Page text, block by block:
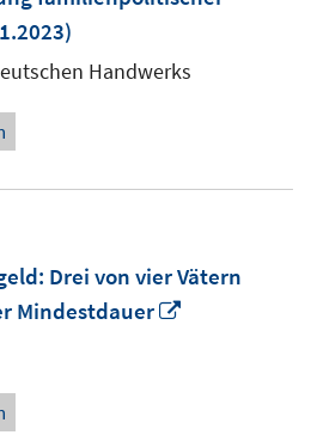
Handwerks
Drei von vier Vätern
Mindestdauer